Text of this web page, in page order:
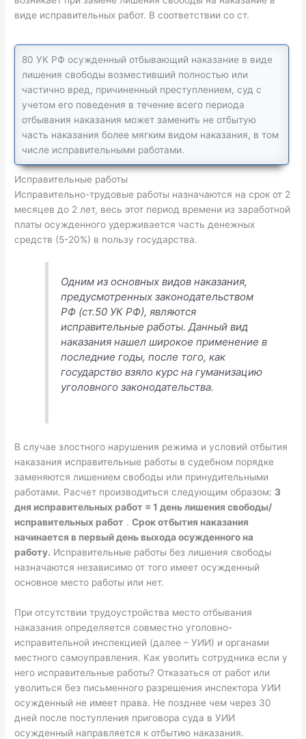
виде исправительных работ. В соответствии со ст.
80 УК РФ осужденный отбывающий наказание в виде
лишения свободы возместивший полностью или
частично вред, причиненный преступлением, суд с
учетом его поведения в течение всего периода
отбывания наказания может заменить не отбытую
часть наказания более мягким видом наказания, в том
числе исправительными работами.
Исправительные работы
Исправительно-трудовые работы назначаются на срок от 2
месяцев до 2 лет, весь этот период времени из заработной
платы осужденного удерживается часть денежных
средств (5-20%) в пользу государства.
Одним из основных видов наказания,
предусмотренных законодательством
РФ (ст.50 УК РФ), являются
исправительные работы. Данный вид
наказания нашел широкое применение в
последние годы, после того, как
государство взяло курс на гуманизацию
уголовного законодательства.
В случае злостного нарушения режима и условий отбытия
наказания исправительные работы в судебном порядке
заменяются лишением свободы или принудительными
работами. Расчет производиться следующим образом: 3
дня исправительных работ = 1 день лишения свободы/
исправительных работ .Срок отбытия наказания
начинается в первый день выхода осужденного на
работу. Исправительные работы без лишения свободы
назначаются независимо от того имеет осужденный
основное место работы или нет.
При отсутствии трудоустройства место отбывания
наказания определяется совместно уголовно-
исправительной инспекцией (далее – УИИ) и органами
местного самоуправления. Как уволить сотрудника если у
него исправительные работы? Отказаться от работ или
уволиться без письменного разрешения инспектора УИИ
осужденный не имеет права. Не позднее чем через 30
дней после поступления приговора суда в УИИ
осужденный направляется к отбытию наказания.